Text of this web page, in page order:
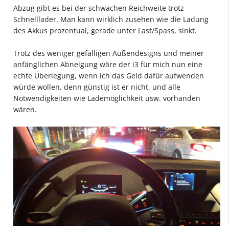
Abzug gibt es bei der schwachen Reichweite trotz
Schnelllader. Man kann wirklich zusehen wie die Ladung
des Akkus prozentual, gerade unter Last/Spass, sinkt.
Trotz des weniger gefälligen Außendesigns und meiner
anfänglichen Abneigung wäre der i3 für mich nun eine
echte Überlegung, wenn ich das Geld dafür aufwenden
würde wollen, denn günstig ist er nicht, und alle
Notwendigkeiten wie Lademöglichkeit usw. vorhanden
wären.